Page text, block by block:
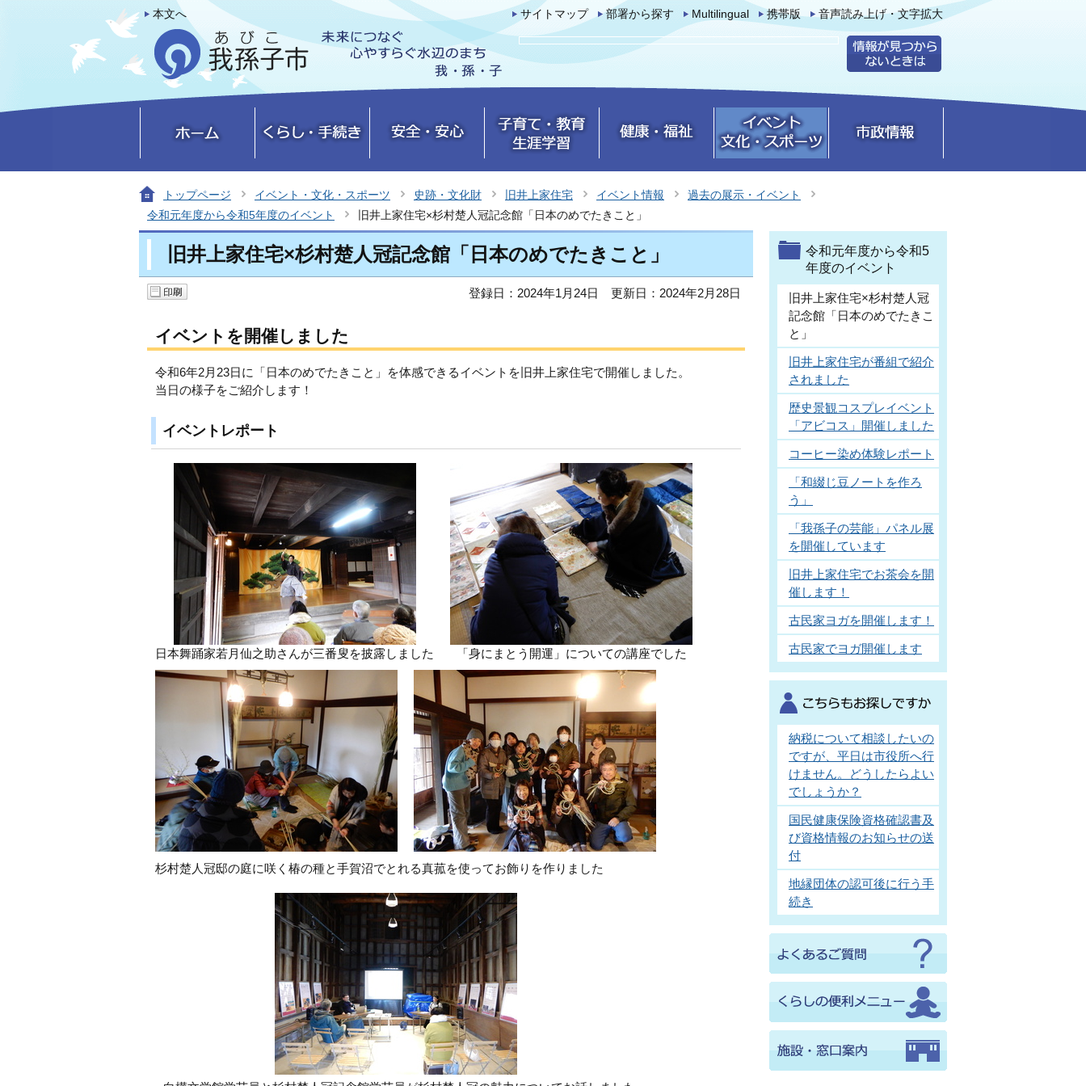
本文へ サイトマップ 部署から探す Multilingual 携帯版 音声読み上げ・文字拡大
トップページ イベント・文化・スポーツ 史跡・文化財 旧井上家住宅 イベント情報
過去の展示・イベント
令和元年度から令和5年度のイベント
旧井上家住宅×杉村楚人冠記念館「日本のめでたきこと」
旧井上家住宅×杉村楚人冠記念館「日本のめでたきこと」
登録日：2024年1月24日 更新日：2024年2月28日
イベントを開催しました
令和6年2月23日に「日本のめでたきこと」を体感できるイベントを旧井上家住宅で開催しました。
当日の様子をご紹介します！
イベントレポート
日本舞踊家若月仙之助さんが三番叟を披露しました 「身にまとう開運」についての講座でした
杉村楚人冠邸の庭に咲く椿の種と手賀沼でとれる真菰を使ってお飾りを作りました
令和元年度から令和5
年度のイベント
旧井上家住宅×杉村楚人冠
記念館「日本のめでたきこ
と」
旧井上家住宅が番組で紹介
されました
歴史景観コスプレイベント
「アビコス」開催しました
コーヒー染め体験レポート
「和綴じ豆ノートを作ろ
う」
「我孫子の芸能」パネル展
を開催しています
旧井上家住宅でお茶会を開
催します！
古民家ヨガを開催します！
古民家でヨガ開催します
納税について相談したいの
ですが、平日は市役所へ行
けません。どうしたらよい
でしょうか？
国民健康保険資格確認書及
び資格情報のお知らせの送
付
地縁団体の認可後に行う手
続き